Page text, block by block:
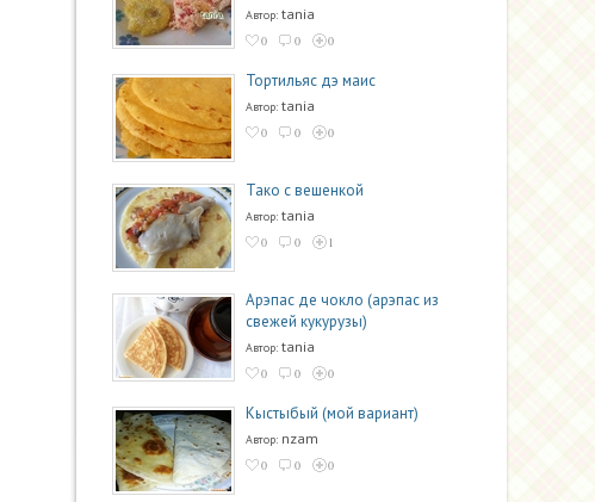
Автор: tania
0 0 0
Тортильяс дэ маис
Автор: tania
0 0 0
Тако с вешенкой
Автор: tania
0 0 1
Арэпас де чокло (арэпас из
свежей кукурузы)
Автор: tania
0 0 0
Кыстыбый (мой вариант)
Автор: nzam
0 0 0